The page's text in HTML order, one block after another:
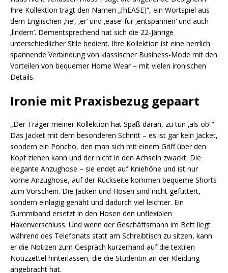
Ihre Kollektion trägt den Namen „[hEASE]“, ein Wortspiel aus
dem Englischen ‚he’, ‚er’ und ‚ease’ für ‚entspannen’ und auch
‚lindern’. Dementsprechend hat sich die 22-Jährige
unterschiedlicher Stile bedient. Ihre Kollektion ist eine herrlich
spannende Verbindung von klassischer Business-Mode mit den
Vorteilen von bequemer Home Wear – mit vielen ironischen
Details.
Ironie mit Praxisbezug gepaart
„Der Träger meiner Kollektion hat Spaß daran, zu tun ‚als ob’.“
Das Jacket mit dem besonderen Schnitt – es ist gar kein Jacket,
sondern ein Poncho, den man sich mit einem Griff über den
Kopf ziehen kann und der nicht in den Achseln zwackt. Die
elegante Anzughose – sie endet auf Kniehöhe und ist nur
vorne Anzughose, auf der Rückseite kommen bequeme Shorts
zum Vorschein. Die Jacken und Hosen sind nicht gefüttert,
sondern einlagig genäht und dadurch viel leichter. Ein
Gummiband ersetzt in den Hosen den unflexiblen
Hakenverschluss. Und wenn der Geschäftsmann im Bett liegt
während des Telefonats statt am Schreibtisch zu sitzen, kann
er die Notizen zum Gespräch kurzerhand auf die textilen
Notizzettel hinterlassen, die die Studentin an der Kleidung
angebracht hat.